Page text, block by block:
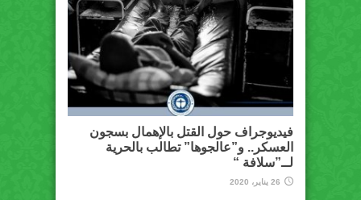
فيديوجراف حول القتل بالإهمال بسجون
العسكر.. و”عالجوها” تطالب بالحرية
لــ”سلافة “
26 يناير، 2020